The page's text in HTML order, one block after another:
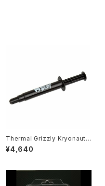
Thermal Grizzly Kryonaut t
hermal compound - 11.1gra
ms / 3ml
¥4,640